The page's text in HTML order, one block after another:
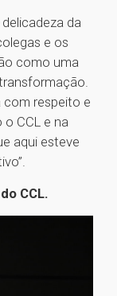
da
e os
como uma
com respeito e
CCL e na
aqui esteve
CCL.